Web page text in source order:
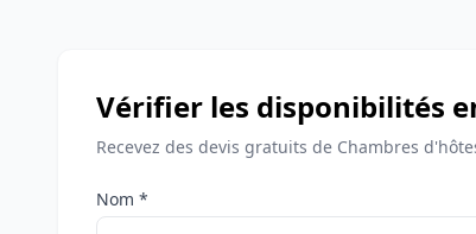
Vérifier les disponibilités
Recevez des devis gratuits de Chambres
Nom *